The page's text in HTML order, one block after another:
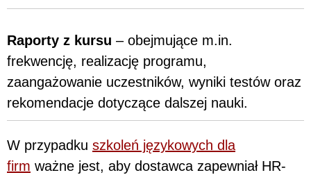
Raporty z kursu – obejmujące m.in.
frekwencję, realizację programu,
zaangażowanie uczestników, wyniki testów oraz
rekomendacje dotyczące dalszej nauki.
W przypadku szkoleń językowych dla
firm ważne jest, aby dostawca zapewniał HR-